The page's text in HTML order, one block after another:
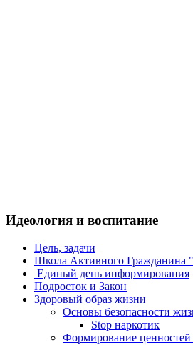
Идеология и воспитание
Цель, задачи
Школа Активного
Единый день информирования
Подросток и Закон
Здоровый образ жизни
Основы безопасности
Stop наркотик
Формирование ценностей